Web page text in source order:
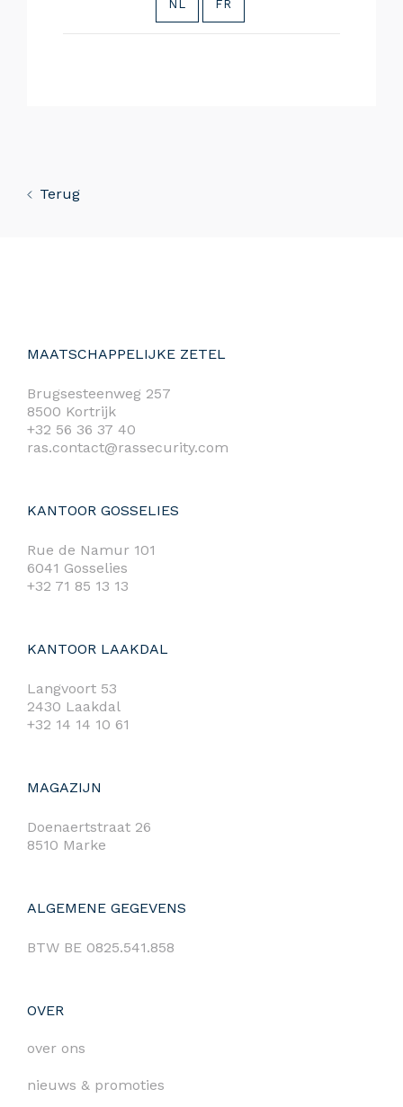
NL FR
Terug
MAATSCHAPPELIJKE ZETEL
Brugsesteenweg 257
8500 Kortrijk
+32 56 36 37 40
ras.contact@rassecurity.com
KANTOOR GOSSELIES
Rue de Namur 101
6041 Gosselies
+32 71 85 13 13
KANTOOR LAAKDAL
Langvoort 53
2430 Laakdal
+32 14 14 10 61
MAGAZIJN
Doenaertstraat 26
8510 Marke
ALGEMENE GEGEVENS
BTW BE 0825.541.858
OVER
over ons
nieuws & promoties